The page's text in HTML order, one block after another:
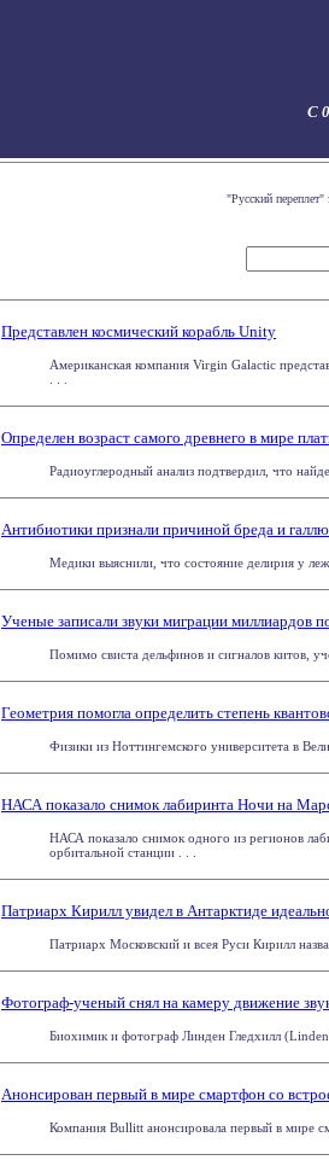
С
"Русский
Представлен космический корабль Unity
Американская компания Virgin Galactic
Определен возраст самого древнего в мире
Радиоуглеродный анализ подтвердил, что
Антибиотики признали причиной бреда и
Медики выяснили, что состояние делирия у
Ученые записали звуки миграции миллиардов
Помимо свиста дельфинов и сигналов китов,
Геометрия помогла определить степень
Физики из Ноттингемского университета в
НАСА показало снимок лабиринта Ночи на
НАСА показало снимок одного из регионов
орбитальной станции . . .
Патриарх Кирилл увидел в Антарктиде
Патриарх Московский и всея Руси Кирилл
Фотограф-ученый снял на камеру движение
Биохимик и фотограф Линден Гледхилл (Linden
Анонсирован первый в мире смартфон со
Компания Bullitt анонсировала первый в мире